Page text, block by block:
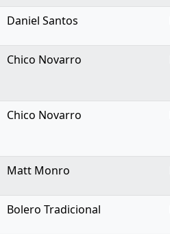
Daniel Santos
Chico Novarro
Chico Novarro
Matt Monro
Bolero Tradicional